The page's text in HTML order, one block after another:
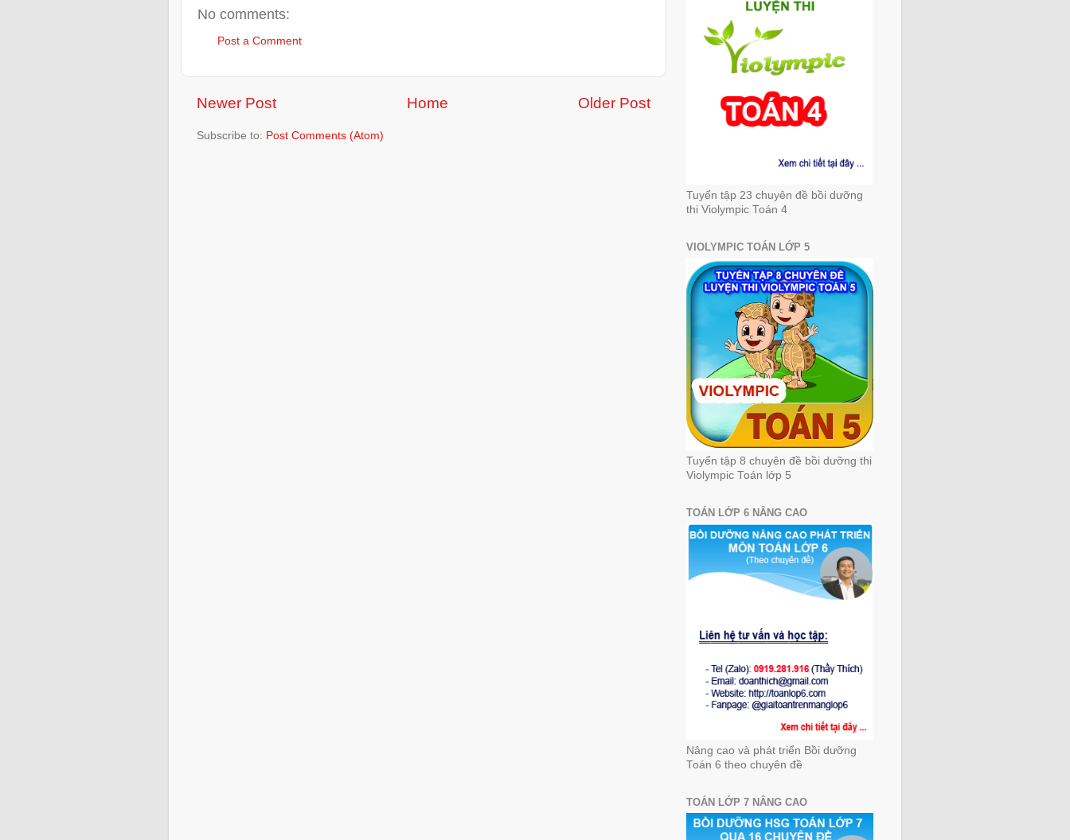
No comments:
Post a Comment
Newer Post Older Post
Home
Subscribe to: Post Comments (Atom)
Tuyển tập 23 chuyên đề bồi dưỡng
thi Violympic Toán 4
VIOLYMPIC TOÁN LỚP 5
Tuyển tập 8 chuyên đề bồi dưỡng thi
Violympic Toán lớp 5
TOÁN LỚP 6 NÂNG CAO
Nâng cao và phát triển Bồi dưỡng
Toán 6 theo chuyên đề
TOÁN LỚP 7 NÂNG CAO